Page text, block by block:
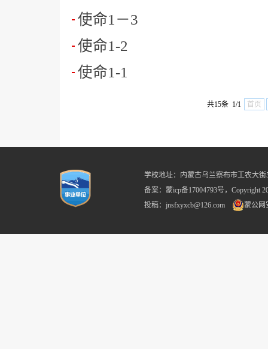
使命1－3
使命1-2
使命1-1
共15条 1/1 首页
学校地址：内蒙古乌兰察布市工农大
备案：蒙icp备17004793号，Copyright
投稿：jnsfxyxcb@126.com
蒙公网